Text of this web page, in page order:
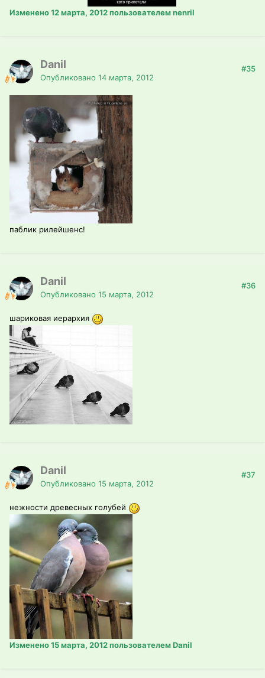
Изменено12 марта, 2012пользователем nenril
Danil
Опубликовано 14 марта, 2012
#35
паблик рилейшенс!
Danil
Опубликовано 15 марта, 2012
#36
шариковая иерархия
Danil
Опубликовано 15 марта, 2012
#37
нежности древесных голубей
Изменено15 марта, 2012пользователем Danil